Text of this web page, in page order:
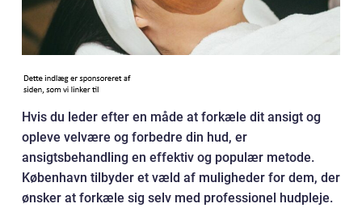
Hvis du leder efter en måde at forkæle dit ansigt og
opleve velvære og forbedre din hud, er
ansigtsbehandling en effektiv og populær metode.
København tilbyder et væld af muligheder for dem, der
ønsker at forkæle sig selv med professionel hudpleje.